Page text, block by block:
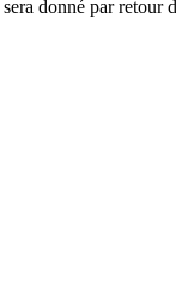
donné par